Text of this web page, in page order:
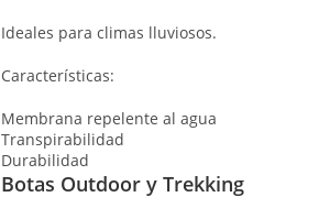
Ideales para climas lluviosos.
Características:
Membrana repelente al agua
Transpirabilidad
Durabilidad
Botas Outdoor y Trekking